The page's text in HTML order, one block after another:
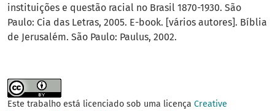
instituições e questão racial no Brasil 1870-1930. São
Paulo: Cia das Letras, 2005. E-book. [vários autores]. Bíblia
de Jerusalém. São Paulo: Paulus, 2002.
Este trabalho está licenciado sob uma licença Creative